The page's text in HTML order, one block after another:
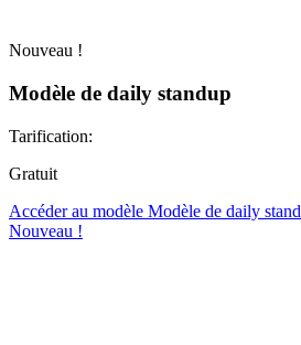
Nouveau !
Modèle de daily standup
Tarification:
Gratuit
Accéder au modèle Modèle de daily
Nouveau !